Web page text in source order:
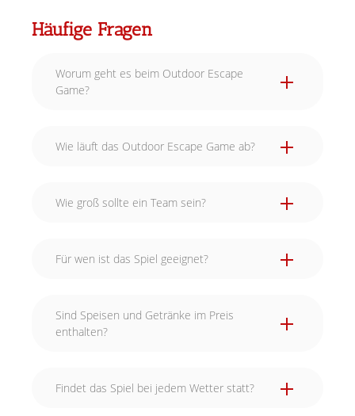
Häufige Fragen
Worum geht es beim Outdoor Escape
Game?
Wie läuft das Outdoor Escape Game ab?
Wie groß sollte ein Team sein?
Für wen ist das Spiel geeignet?
Sind Speisen und Getränke im Preis
enthalten?
Findet das Spiel bei jedem Wetter statt?